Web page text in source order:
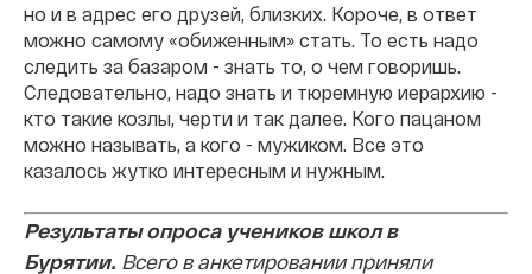
но и в адрес его друзей, близких. Короче, в ответ
можно самому «обиженным» стать. То есть надо
следить за базаром - знать то, о чем говоришь.
Следовательно, надо знать и тюремную иерархию -
кто такие козлы, черти и так далее. Кого пацаном
можно называть, а кого - мужиком. Все это
казалось жутко интересным и нужным.
Результаты опроса учеников школ в
Бурятии. Всего в анкетировании приняли